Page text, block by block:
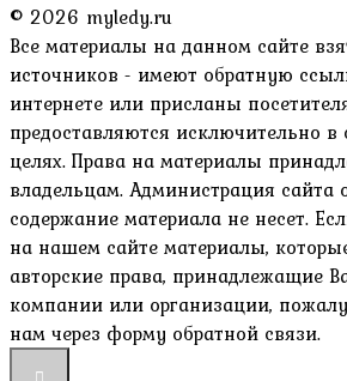
© 2026 myledy.ru
Все материалы на данном сайте
источников - имеют обратную
интернете или присланы
предоставляются исключительно
целях. Права на материалы
владельцам. Администрация сайта
содержание материала не несет.
на нашем сайте материалы,
авторские права, принадлежащие
компании или организации,
нам через форму обратной связи.